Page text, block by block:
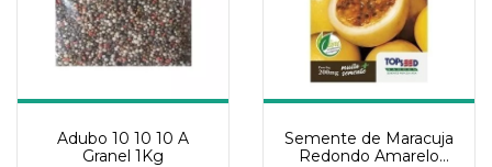
Adubo 10 10 10 A
Granel 1Kg
Semente de Maracuja
Redondo Amarelo